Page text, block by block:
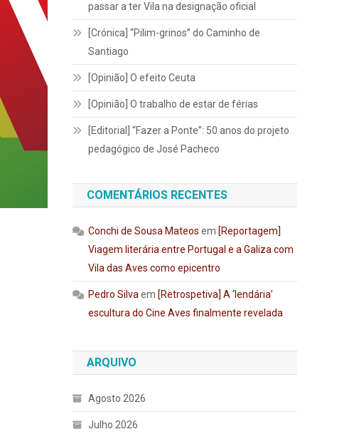
passar a ter Vila na designação oficial
[Crónica] “Pilim-grinos” do Caminho de
Santiago
[Opinião] O efeito Ceuta
[Opinião] O trabalho de estar de férias
[Editorial] “Fazer a Ponte”: 50 anos do projeto
pedagógico de José Pacheco
COMENTÁRIOS RECENTES
Conchi de Sousa Mateos em [Reportagem]
Viagem literária entre Portugal e a Galiza com
Vila das Aves como epicentro
Pedro Silva em [Retrospetiva] A ‘lendária’
escultura do Cine Aves finalmente revelada
ARQUIVO
Agosto 2026
Julho 2026